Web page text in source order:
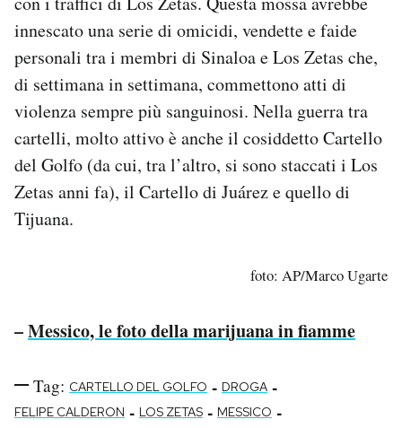
innescato una serie di omicidi, vendette e faide
personali tra i membri di Sinaloa e Los Zetas che,
di settimana in settimana, commettono atti di
violenza sempre più sanguinosi. Nella guerra tra
cartelli, molto attivo è anche il cosiddetto Cartello
del Golfo (da cui, tra l’altro, si sono staccati i Los
Zetas anni fa), il Cartello di Juárez e quello di
Tijuana.
foto: AP/Marco Ugarte
–Messico, le foto della marijuana in fiamme
Tag: CARTELLO DEL GOLFO - DROGA -
FELIPE CALDERON - LOS ZETAS - MESSICO -